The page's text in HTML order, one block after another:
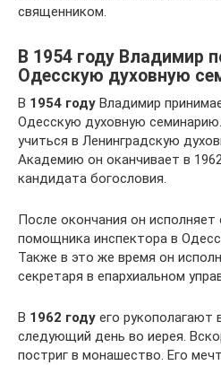
священником.
В 1954 году Владимир
Одесскую духовную
В 1954 году Владимир
Одесскую духовную
учиться в Ленинградскую
Академию он оканчивает в
кандидата богословия.
После окончания он
помощника инспектора в
Также в это же время он
секретаря в епархиальном
В 1962 году его рукополагают
следующий день во иерея.
постриг в монашество. Его